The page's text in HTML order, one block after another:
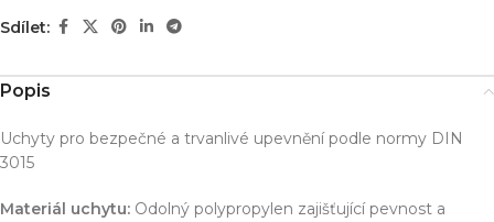
Sdílet:
Popis
Uchyty pro bezpečné a trvanlivé upevnění podle normy DIN
3015
Materiál uchytu: Odolný polypropylen zajišťující pevnost a